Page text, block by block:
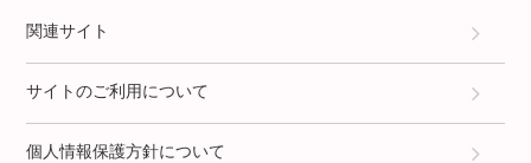
関連サイト
サイトのご利用について
個人情報保護方針について